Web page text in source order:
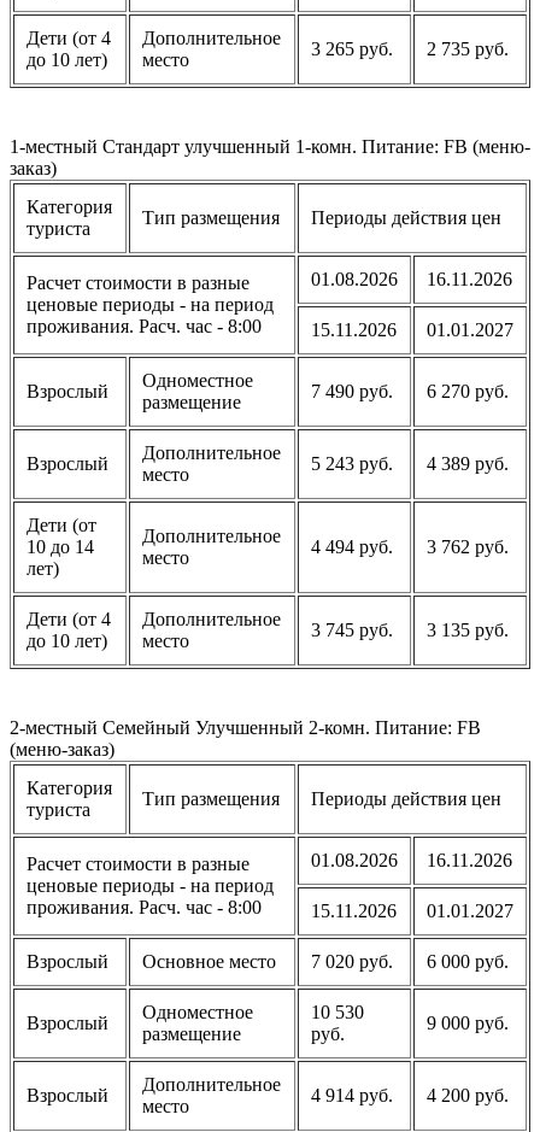
Дети (от 4
до 10 лет)
Дополнительное
место
3 265 руб. 2 735 руб.
1-местный Стандарт улучшенный 1-комн. Питание: FB (меню-
заказ)
Категория
туриста
Тип размещения Периоды действия цен
Расчет стоимости в разные
ценовые периоды - на период
проживания. Расч. час - 8:00
01.08.2026 16.11.2026
15.11.2026 01.01.2027
Взрослый
Одноместное
размещение
7 490 руб. 6 270 руб.
Взрослый
Дополнительное
место
5 243 руб. 4 389 руб.
Дети (от
10 до 14
лет)
Дополнительное
место
4 494 руб. 3 762 руб.
Дети (от 4
до 10 лет)
Дополнительное
место
3 745 руб. 3 135 руб.
2-местный Семейный Улучшенный 2-комн. Питание: FB
(меню-заказ)
Категория
туриста
Тип размещения Периоды действия цен
Расчет стоимости в разные
ценовые периоды - на период
проживания. Расч. час - 8:00
01.08.2026 16.11.2026
15.11.2026 01.01.2027
Взрослый Основное место 7 020 руб. 6 000 руб.
Взрослый
Одноместное
размещение
10 530
руб.
9 000 руб.
Взрослый
Дополнительное
место
4 914 руб. 4 200 руб.